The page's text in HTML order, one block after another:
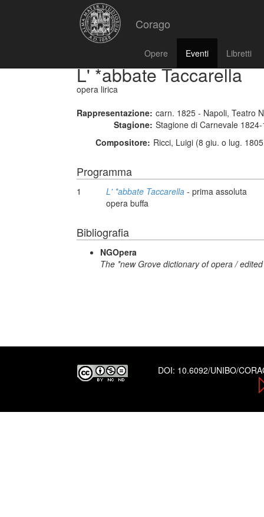
Corago
Opere Eventi Libretti
L' *abbate Taccarella
opera lirica
Rappresentazione: carn. 1825 - Napoli, Teatro
Stagione: Stagione di Carnevale
Compositore: Ricci, Luigi (8 giu. o lug.
Programma
1 L' *abbate Taccarella - prima assoluta
opera buffa
Bibliografia
NGOpera
The *new Grove dictionary of opera /
DOI: 10.6092/UNIBO/